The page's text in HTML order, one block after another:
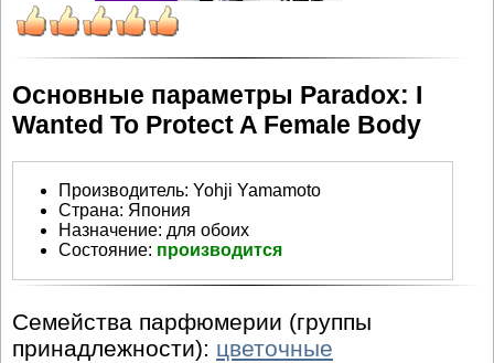
Основные параметры Paradox: I
Wanted To Protect A Female Body
Производитель: Yohji Yamamoto
Страна: Япония
Назначение: для обоих
Состояние: производится
Семейства парфюмерии (группы
принадлежности): цветочные